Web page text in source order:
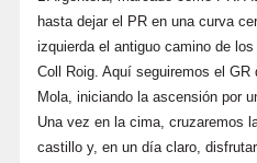
hasta dejar el PR en una curva
izquierda el antiguo camino de
Coll Roig. Aquí seguiremos el
Mola, iniciando la ascensión por
Una vez en la cima, cruzaremos
castillo y, en un día claro,